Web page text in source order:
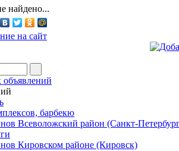
найдено...
барбекю
Всеволожский район (Санкт-
Кировском районе (Кировск)